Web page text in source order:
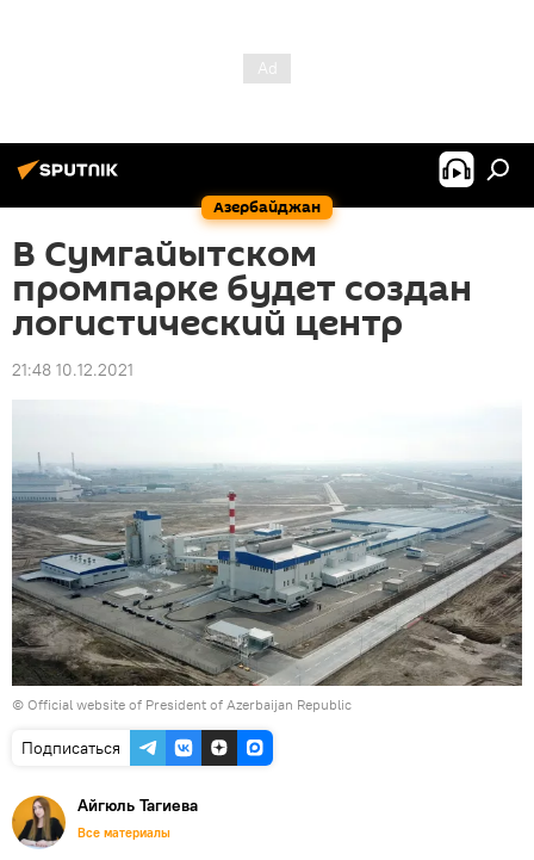
Азербайджан
В Сумгайытском
промпарке будет создан
логистический центр
21:48 10.12.2021
© Official website of President of Azerbaijan Republic
Подписаться
Айгюль Тагиева
Все материалы